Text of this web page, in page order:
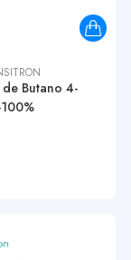
Butano 4-